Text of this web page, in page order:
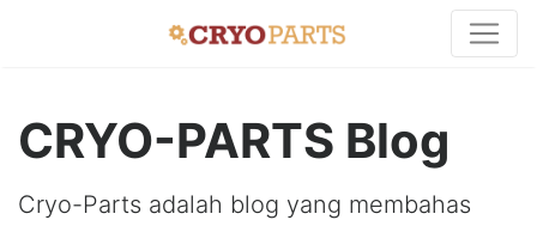
CRYO-PARTS Blog
Cryo-Parts adalah blog yang membahas